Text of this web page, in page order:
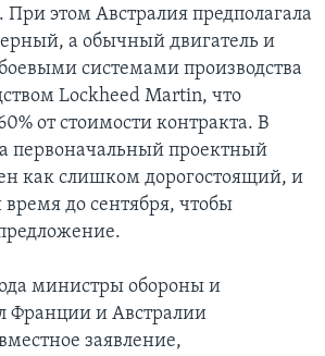
При этом Австралия предполагала
а обычный двигатель и
системами производства
Lockheed Martin, что
от стоимости контракта. В
первоначальный проектный
как слишком дорогостоящий, и
до сентября, чтобы
министры обороны и
Франции и Австралии
заявление,